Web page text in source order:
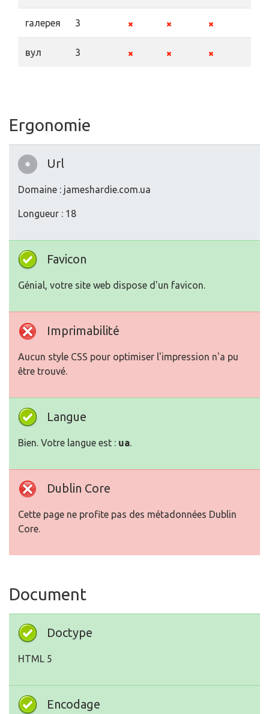
галерея 3
вул 3
Ergonomie
Url
Domaine : jameshardie.com.ua
Longueur : 18
Favicon
Génial, votre site web dispose d'un favicon.
Imprimabilité
Aucun style CSS pour optimiser l'impression n'a pu
être trouvé.
Langue
Bien. Votre langue est : ua.
Dublin Core
Cette page ne profite pas des métadonnées Dublin
Core.
Document
Doctype
HTML 5
Encodage